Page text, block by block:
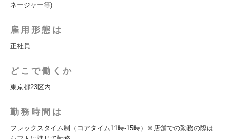
ネージャー等)
雇用形態は
正社員
どこで働くか
東京都23区内
勤務時間は
フレックスタイム制（コアタイム11時-15時）※店舗での勤務の際は